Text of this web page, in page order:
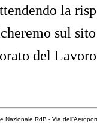
la
sul
del
Nazionale RdB - Via